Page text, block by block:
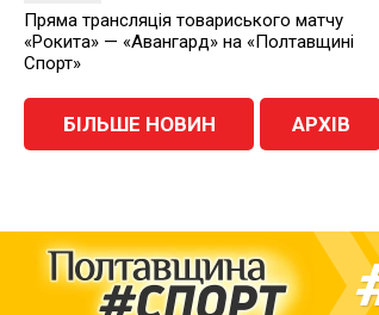
Пряма трансляція товариського матчу
«Рокита» — «Авангард» на «Полтавщині
Спорт»
БІЛЬШЕ НОВИН АРХІВ